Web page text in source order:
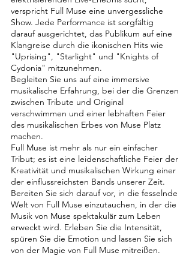
verspricht Full Muse eine unvergessliche
Show. Jede Performance ist sorgfältig
darauf ausgerichtet, das Publikum auf eine
Klangreise durch die ikonischen Hits wie
"Uprising", "Starlight" und "Knights of
Cydonia" mitzunehmen.
Begleiten Sie uns auf eine immersive
musikalische Erfahrung, bei der die Grenzen
zwischen Tribute und Original
verschwimmen und einer lebhaften Feier
des musikalischen Erbes von Muse Platz
machen.
Full Muse ist mehr als nur ein einfacher
Tribut; es ist eine leidenschaftliche Feier der
Kreativität und musikalischen Wirkung einer
der einflussreichsten Bands unserer Zeit.
Bereiten Sie sich darauf vor, in die fesselnde
Welt von Full Muse einzutauchen, in der die
Musik von Muse spektakulär zum Leben
erweckt wird. Erleben Sie die Intensität,
spüren Sie die Emotion und lassen Sie sich
von der Magie von Full Muse mitreißen.